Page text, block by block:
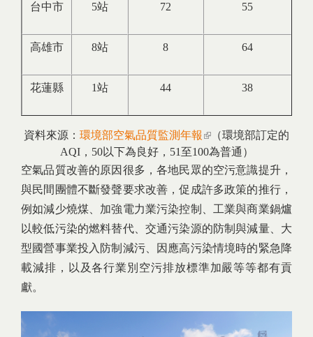
台中市 5站 72 55
高雄市 8站 8 64
花蓮縣 1站 44 38
資料來源： 環境部空氣品質監測年報 (link is external)
（環境部訂定的
AQI，50以下為良好，51至100為普通）
空氣品質改善的原因很多，各地民眾的空污意識提升，
與民間團體不斷發聲要求改善，促成許多政策的推行，
例如減少燒煤、加強電力業污染控制、工業與商業鍋爐
以較低污染的燃料替代、交通污染源的防制與減量、大
型國營事業投入防制減污、因應高污染情境時的緊急降
載減排，以及各行業別空污排放標準加嚴等等都有貢
獻。